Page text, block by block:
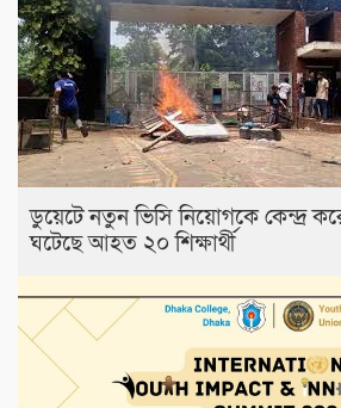
ডুয়েটে নতুন ভিসি নিয়োগকে কেন্দ্র
ঘটেছে আহত ২০ শিক্ষার্থী